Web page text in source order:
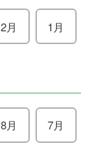
2月 1月
8月 7月